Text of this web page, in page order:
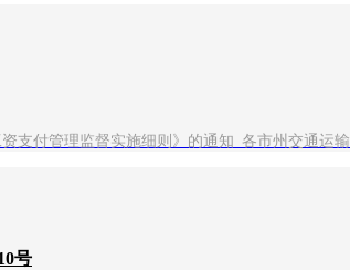
支付管理监督实施细则》的通知 各市州交通运输
号